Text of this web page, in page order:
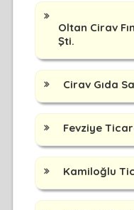
Oltan Cirav
Şti.
Cirav Gıda
Fevziye
Kamiloğlu